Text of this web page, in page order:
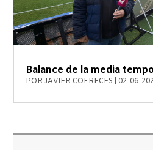
Balance de la media
PORJAVIER COFRECES 02-06-